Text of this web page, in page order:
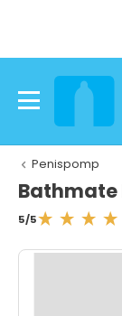
Vóór
Penispomp
Bathmate
5/5